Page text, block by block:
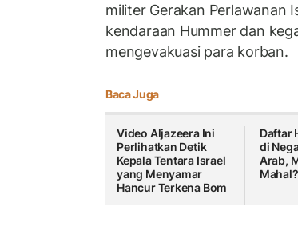
militer Gerakan Perlawanan
kendaraan Hummer dan
mengevakuasi para korban.
Baca Juga
Video Aljazeera Ini
Perlihatkan Detik
Kepala Tentara Israel
yang Menyamar
Hancur Terkena Bom
Daftar
di
Arab,
Mahal?